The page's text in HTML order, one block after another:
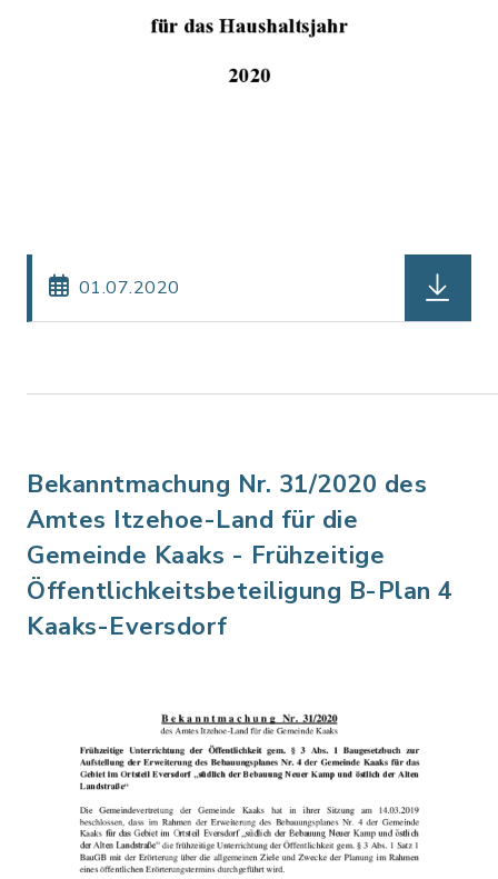
01.07.2020
Bekanntmachung Nr. 31/2020 des
Amtes Itzehoe-Land für die
Gemeinde Kaaks - Frühzeitige
Öffentlichkeitsbeteiligung B-Plan 4
Kaaks-Eversdorf